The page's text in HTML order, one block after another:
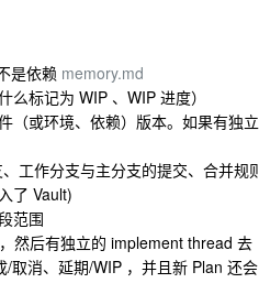
是依赖 memory.md
标记为 WIP 、WIP 进度）
（或环境、依赖）版本。如果有独立
工作分支与主分支的提交、合并规
了 Vault)
范围
然后有独立的 implement thread 去
/取消、延期/WIP ，并且新 Plan 还会